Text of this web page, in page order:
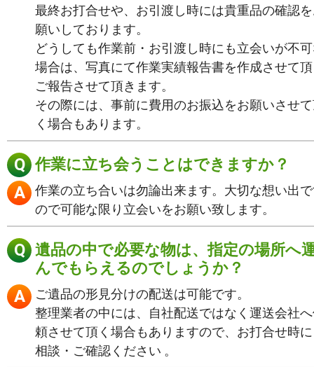
最終お打合せや、お引渡し時には貴重品の確認
願いしております。
どうしても作業前・お引渡し時にも立会いが不
場合は、写真にて作業実績報告書を作成させて
ご報告させて頂きます。
その際には、事前に費用のお振込をお願いさせ
く場合もあります。
作業に立ち会うことはできますか？
作業の立ち合いは勿論出来ます。大切な想い出
ので可能な限り立会いをお願い致します。
遺品の中で必要な物は、指定の場所へ
んでもらえるのでしょうか？
ご遺品の形見分けの配送は可能です。
整理業者の中には、自社配送ではなく運送会社
頼させて頂く場合もありますので、お打合せ時
相談・ご確認ください 。